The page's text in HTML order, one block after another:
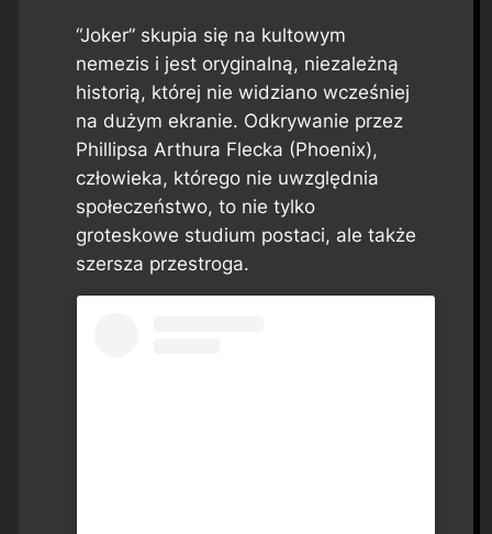
“Joker” skupia się na kultowym
nemezis i jest oryginalną, niezależną
historią, której nie widziano wcześniej
na dużym ekranie. Odkrywanie przez
Phillipsa Arthura Flecka (Phoenix),
człowieka, którego nie uwzględnia
społeczeństwo, to nie tylko
groteskowe studium postaci, ale także
szersza przestroga.